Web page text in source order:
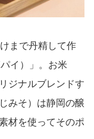
まで丹精して作
イ）」。お米
ジナルブレンドす
みそ）は静岡の醸
材を使ってそのポ